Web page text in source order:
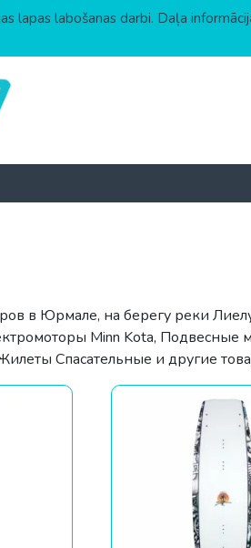
lapas labošanas darbi. Daļa
в Юрмале, на берегу реки
Minn Kota, Подвесные
Спасательные и другие